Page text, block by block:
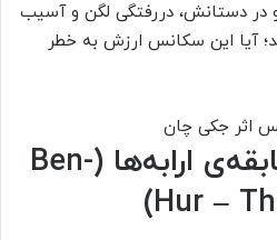
در دستانش، دررفتگی لگن و آسیب
آیا این سکانس ارزش به خطر
۲. بن هور – مسابقه‌ی ارابه‌ها (Ben-
Hur –